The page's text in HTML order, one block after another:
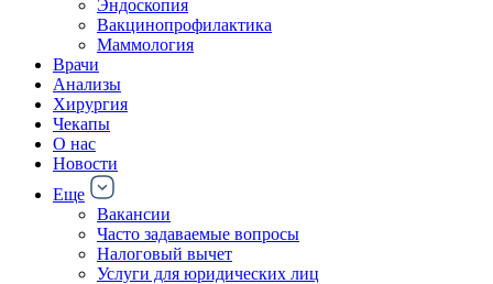
Эндоскопия
Вакцинопрофилактика
Маммология
Врачи
Анализы
Хирургия
Чекапы
О нас
Новости
Еще
Вакансии
Часто задаваемые вопросы
Налоговый вычет
Услуги для юридических лиц